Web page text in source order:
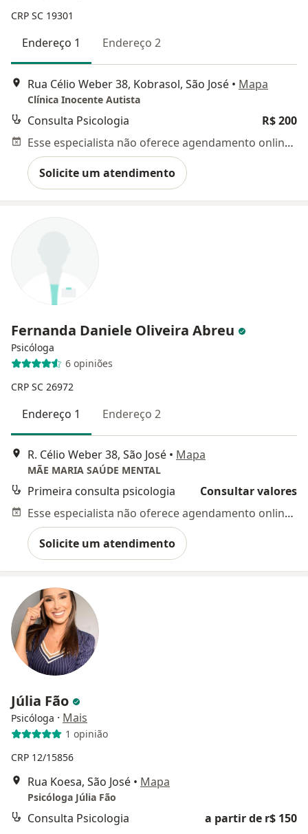
CRP SC 19301
Endereço 1 Endereço 2
Rua Célio Weber 38, Kobrasol, São José • Mapa
Clínica Inocente Autista
Consulta Psicologia
R$ 200
Esse especialista não oferece agendamento online para esse endereço.
Solicite um atendimento
Fernanda Daniele Oliveira Abreu
Psicóloga
6 opiniões
CRP SC 26972
Endereço 1 Endereço 2
R. Célio Weber 38, São José • Mapa
MÃE MARIA SAÚDE MENTAL
Primeira consulta psicologia
Consultar valores
Esse especialista não oferece agendamento online para esse endereço.
Solicite um atendimento
Júlia Fão
Psicóloga · Mais
1 opinião
CRP 12/15856
Rua Koesa, São José • Mapa
Psicóloga Júlia Fão
Consulta Psicologia
a partir de r$ 150